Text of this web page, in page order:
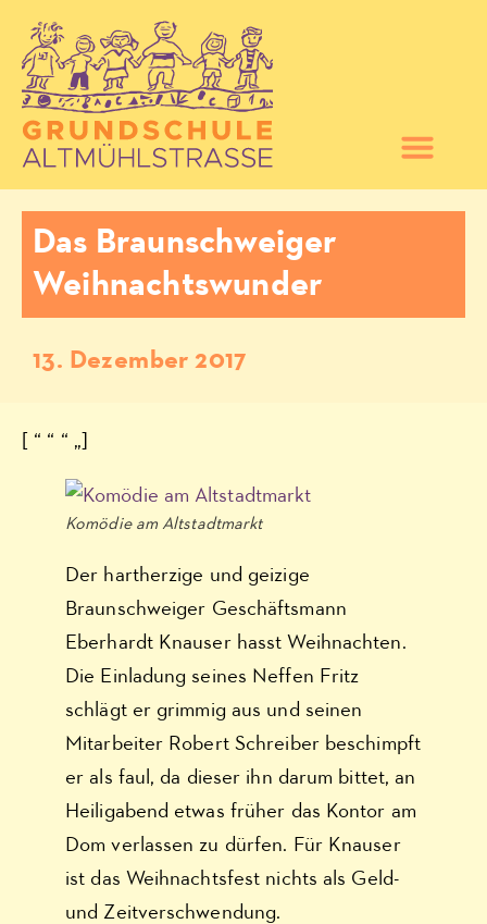
Das Braunschweiger
Weihnachtswunder
13. Dezember 2017
[ “ “ “ „]
Komödie am Altstadtmarkt
Der hartherzige und geizige
Braunschweiger Geschäftsmann
Eberhardt Knauser hasst Weihnachten.
Die Einladung seines Neffen Fritz
schlägt er grimmig aus und seinen
Mitarbeiter Robert Schreiber beschimpft
er als faul, da dieser ihn darum bittet, an
Heiligabend etwas früher das Kontor am
Dom verlassen zu dürfen. Für Knauser
ist das Weihnachtsfest nichts als Geld-
und Zeitverschwendung.